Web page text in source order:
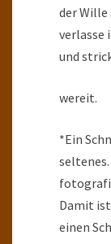
der Wille
verlasse
und
wereit.
*Ein
seltenes.
Damit
einen